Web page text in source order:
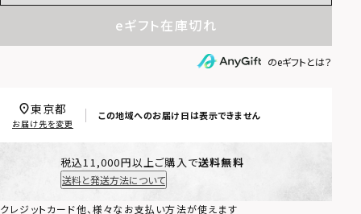
eギフト在庫切れ
のeギフトとは？
この地域へのお届け日は表示できません
東京都
お届け先を変更
税込11,000円以上ご購入で送料無料
送料と発送方法について
クレジットカード他、様々なお支払い方法が使えます